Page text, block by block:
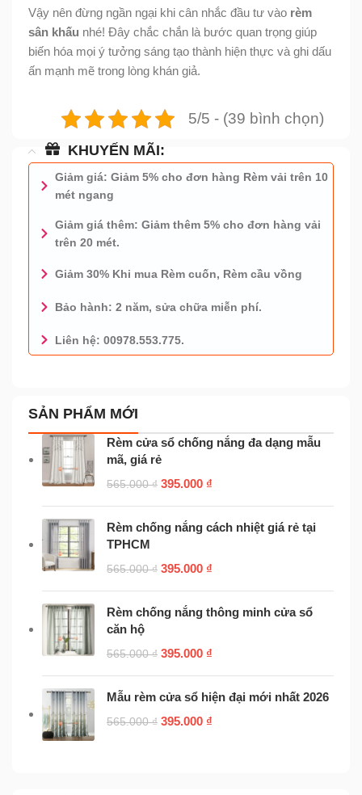
Vậy nên đừng ngần ngại khi cân nhắc đầu tư vào rèm
sân khấu nhé! Đây chắc chắn là bước quan trọng giúp
biến hóa mọi ý tưởng sáng tạo thành hiện thực và ghi dấu
ấn mạnh mẽ trong lòng khán giả.
5/5 - (39 bình chọn)
KHUYẾN MÃI:
Giảm giá: Giảm 5% cho đơn hàng Rèm vải trên 10
mét ngang
Giảm giá thêm: Giảm thêm 5% cho đơn hàng vải
trên 20 mét.
Giảm 30% Khi mua Rèm cuốn, Rèm cầu vồng
Bảo hành: 2 năm, sửa chữa miễn phí.
Liên hệ: 00978.553.775.
0978.553.775 - TƯ VẤN MIỄN PHÍ
SẢN PHẨM MỚI
Rèm cửa sổ chống nắng đa dạng mẫu
mã, giá rẻ
565.000₫ 395.000 ₫
Rèm chống nắng cách nhiệt giá rẻ tại
TPHCM
565.000₫ 395.000 ₫
Rèm chống nắng thông minh cửa sổ
căn hộ
565.000₫ 395.000 ₫
Mẫu rèm cửa sổ hiện đại mới nhất 2026
565.000₫ 395.000 ₫